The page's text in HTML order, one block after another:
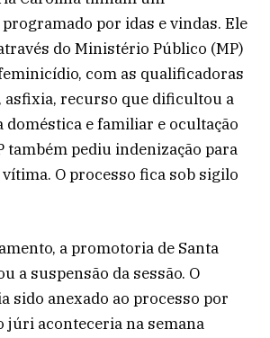
por idas e vindas. Ele
do Ministério Público (MP)
com as qualificadoras
asfixia, recurso que dificultou a
doméstica e familiar e ocultação
também pediu indenização para
O processo fica sob sigilo
a promotoria de Santa
a suspensão da sessão. O
sido anexado ao processo por
júri aconteceria na semana